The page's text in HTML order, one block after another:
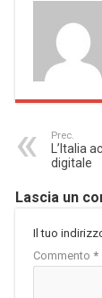
Prec.
L’Italia
digitale
Lascia un
Il tuo
Commento *